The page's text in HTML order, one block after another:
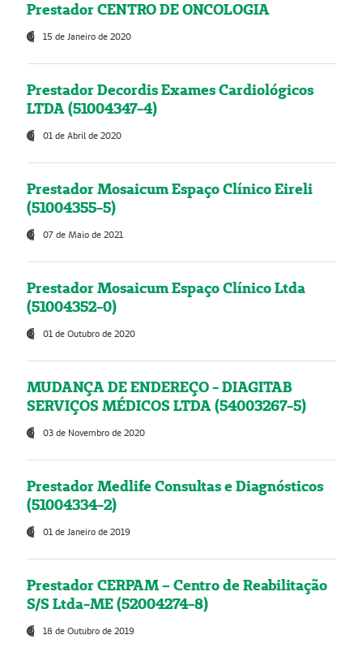
Prestador CENTRO DE ONCOLOGIA
15 de Janeiro de 2020
Prestador Decordis Exames Cardiológicos
LTDA (51004347-4)
01 de Abril de 2020
Prestador Mosaicum Espaço Clínico Eireli
(51004355-5)
07 de Maio de 2021
Prestador Mosaicum Espaço Clínico Ltda
(51004352-0)
01 de Outubro de 2020
MUDANÇA DE ENDEREÇO - DIAGITAB
SERVIÇOS MÉDICOS LTDA (54003267-5)
03 de Novembro de 2020
Prestador Medlife Consultas e Diagnósticos
(51004334-2)
01 de Janeiro de 2019
Prestador CERPAM – Centro de Reabilitação
S/S Ltda-ME (52004274-8)
18 de Outubro de 2019